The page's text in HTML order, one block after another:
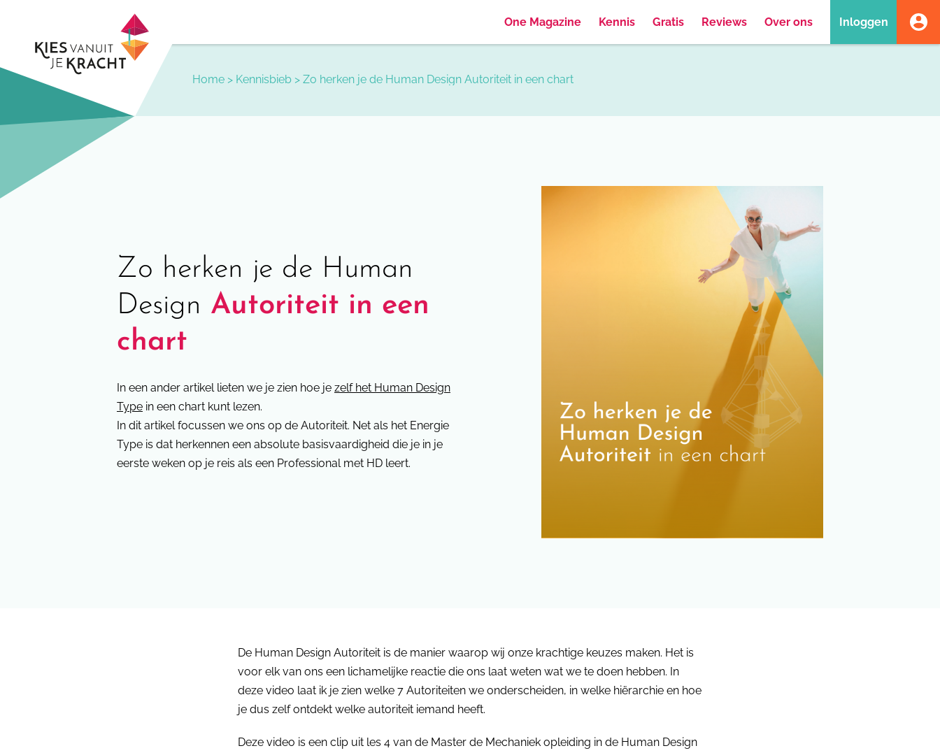
content
One Magazine Kennis Gratis Reviews Over ons Inloggen
Home > Kennisbieb > Zo herken je de Human Design Autoriteit in een chart
Zo herken je de Human
Design Autoriteit in een
chart
In een ander artikel lieten we je zien hoe je zelf het Human Design
Type in een chart kunt lezen.
In dit artikel focussen we ons op de Autoriteit. Net als het Energie
Type is dat herkennen een absolute basisvaardigheid die je in je
eerste weken op je reis als een Professional met HD leert.
De Human Design Autoriteit is de manier waarop wij onze krachtige keuzes maken. Het is
voor elk van ons een lichamelijke reactie die ons laat weten wat we te doen hebben. In
deze video laat ik je zien welke 7 Autoriteiten we onderscheiden, in welke hiërarchie en hoe
je dus zelf ontdekt welke autoriteit iemand heeft.
Deze video is een clip uit les 4 van de Master de Mechaniek opleiding in de Human Design